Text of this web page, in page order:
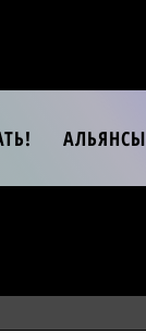
АЛЬЯНСЫ